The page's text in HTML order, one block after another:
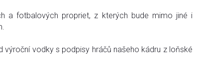
a fotbalových propriet, z kterých bude mimo jiné i
vodky s podpisy hráčů našeho kádru z loňské